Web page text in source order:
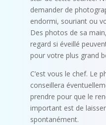
demander de
endormi, souriant ou
Des photos de sa
regard si éveillé
pour votre plus grand
C’est vous le chef. Le
conseillera
prendre pour que le
important est de
spontanément.